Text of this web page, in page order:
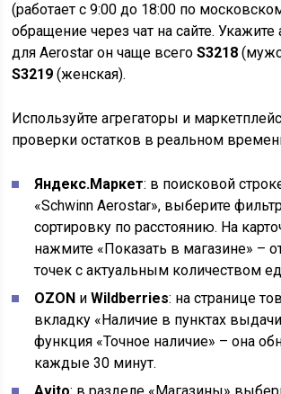
(работает с 9:00 до 18:00 по
обращение через чат на сайте. Укажите
для Aerostar он чаще всегоS3218
S3219 (женская).
Используйте агрегаторы и
проверки остатков в реальном
Яндекс.Маркет: в поисковой
«Schwinn Aerostar», выберите
сортировку по расстоянию. На
нажмите «Показать в магазине» –
точек с актуальным количеством
OZON иWildberries: на странице
вкладку «Наличие в пунктах
функция «Точное наличие» – она
каждые 30 минут.